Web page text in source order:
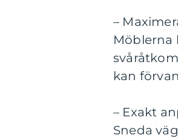
–
Möblerna
kan
– Exakt
Sneda